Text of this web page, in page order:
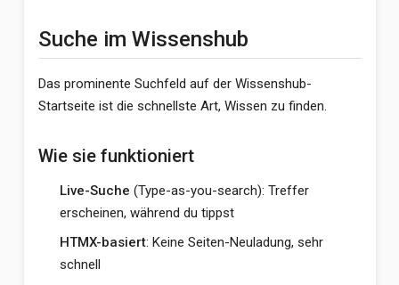
Suche im Wissenshub
Das prominente Suchfeld auf der Wissenshub-
Startseite ist die schnellste Art, Wissen zu finden.
Wie sie funktioniert
Live-Suche (Type-as-you-search): Treffer
erscheinen, während du tippst
HTMX-basiert: Keine Seiten-Neuladung, sehr
schnell